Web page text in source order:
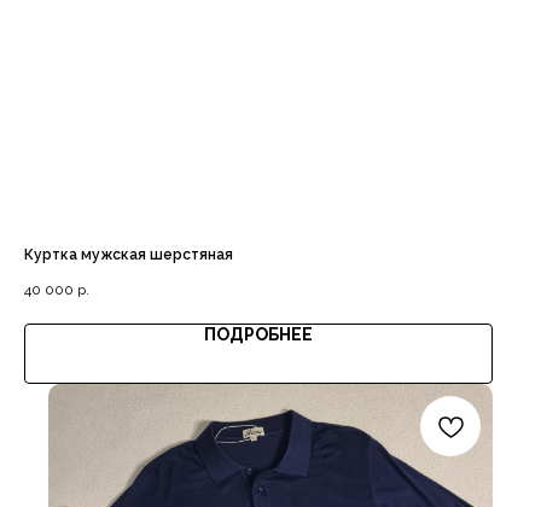
Куртка мужская шерстяная
40 000 р.
ПОДРОБНЕЕ